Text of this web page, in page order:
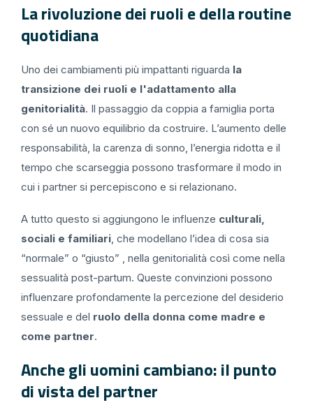
La rivoluzione dei ruoli e della routine
quotidiana
Uno dei cambiamenti più impattanti riguarda la
transizione dei ruoli e l'adattamento alla
genitorialità. Il passaggio da coppia a famiglia porta
con sé un nuovo equilibrio da costruire. L’aumento delle
responsabilità, la carenza di sonno, l’energia ridotta e il
tempo che scarseggia possono trasformare il modo in
cui i partner si percepiscono e si relazionano.
A tutto questo si aggiungono le influenze culturali,
sociali e familiari, che modellano l’idea di cosa sia
“normale” o “giusto” , nella genitorialità così come nella
sessualità post-partum. Queste convinzioni possono
influenzare profondamente la percezione del desiderio
sessuale e del ruolo della donna come madre e
come partner.
Anche gli uomini cambiano: il punto
di vista del partner